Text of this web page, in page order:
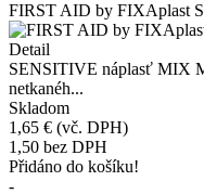
FIRST AID by FIXAplast
Detail
SENSITIVE náplasť MIX
netkanéh...
Skladom
1,65 € (vč. DPH)
1,50 bez DPH
Přidáno do košíku!
-